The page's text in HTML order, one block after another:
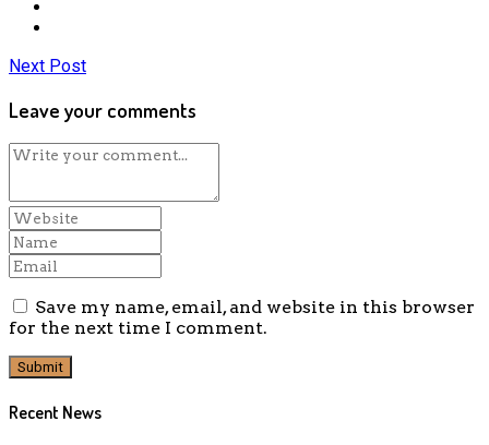
Next Post
Leave your comments
Save my name, email, and website in this browser
for the next time I comment.
Recent News